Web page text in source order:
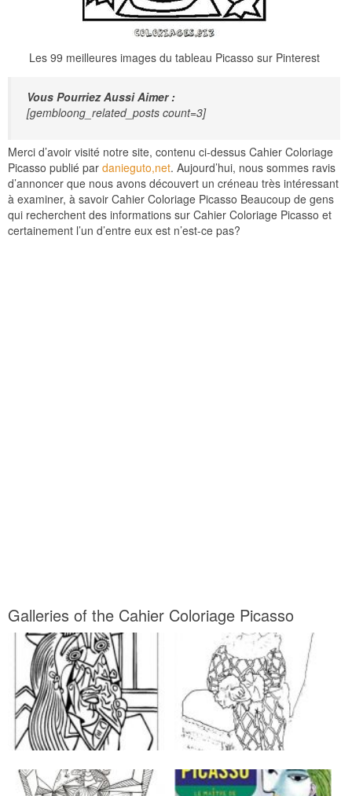
Les 99 meilleures images du tableau Picasso sur Pinterest
Vous Pourriez Aussi Aimer :
[gembloong_related_posts count=3]
Merci d’avoir visité notre site, contenu ci-dessus Cahier Coloriage
Picasso publié par danieguto,net. Aujourd’hui, nous sommes ravis
d’annoncer que nous avons découvert un créneau très intéressant
à examiner, à savoir Cahier Coloriage Picasso Beaucoup de gens
qui recherchent des informations sur Cahier Coloriage Picasso et
certainement l’un d’entre eux est n’est-ce pas?
Galleries of the Cahier Coloriage Picasso